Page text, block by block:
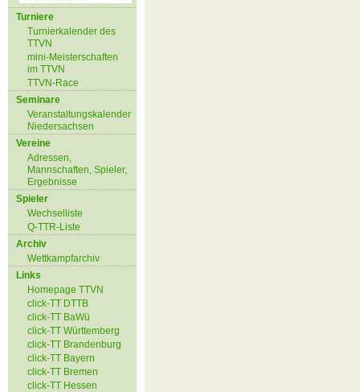
Turniere
Turnierkalender des
TTVN
mini-Meisterschaften
im TTVN
TTVN-Race
Seminare
Veranstaltungskalender
Niedersachsen
Vereine
Adressen,
Mannschaften, Spieler,
Ergebnisse
Spieler
Wechselliste
Q-TTR-Liste
Archiv
Wettkampfarchiv
Links
Homepage TTVN
click-TT DTTB
click-TT BaWü
click-TT Württemberg
click-TT Brandenburg
click-TT Bayern
click-TT Bremen
click-TT Hessen